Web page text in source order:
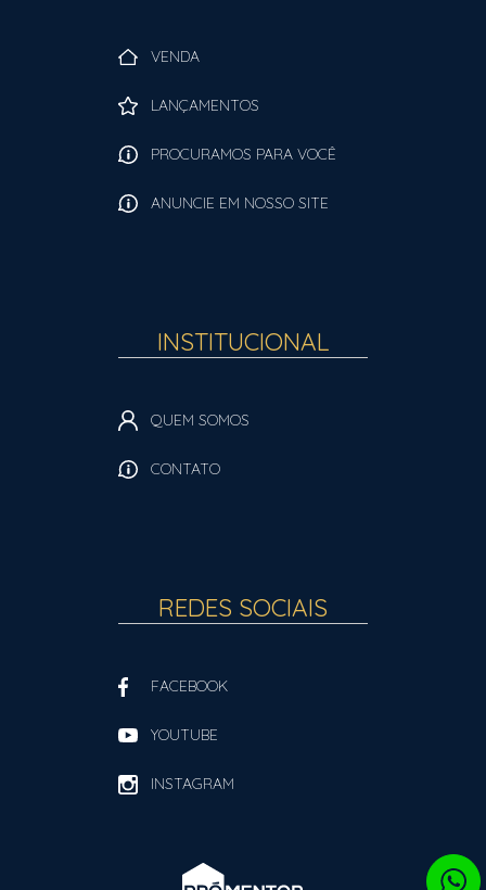
VENDA
LANÇAMENTOS
PROCURAMOS PARA VOCÊ
ANUNCIE EM NOSSO SITE
INSTITUCIONAL
QUEM SOMOS
CONTATO
REDES SOCIAIS
FACEBOOK
YOUTUBE
INSTAGRAM